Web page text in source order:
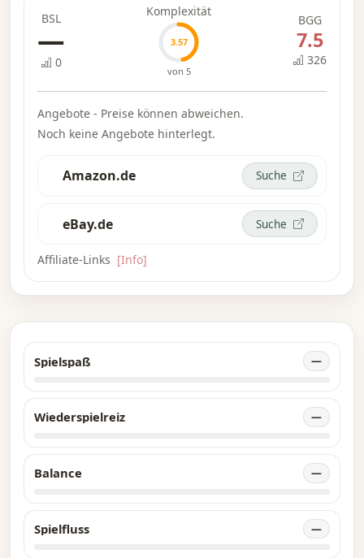
BSL
—
0
Komplexität
3.57
von 5
BGG
7.5
326
Angebote - Preise können abweichen.
Noch keine Angebote hinterlegt.
Amazon.de Suche
eBay.de Suche
Affiliate-Links [Info]
Spielspaß —
Wiederspielreiz —
Balance —
Spielfluss —